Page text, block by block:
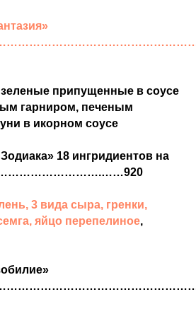
зеленые припущенные в соусе
гарниром, печеным
в икорном соусе
18 ингридиентов на
3 вида сыра, гренки,
яйцо перепелиное,